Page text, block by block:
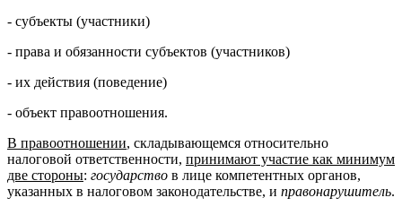
- субъекты (участники)
- права и обязанности субъектов (участников)
- их действия (поведение)
- объект правоотношения.
В правоотношении, складывающемся относительно
налоговой ответственности, принимают участие как минимум
две стороны: государство в лице компетентных органов,
указанных в налоговом законодательстве, и правонарушитель.